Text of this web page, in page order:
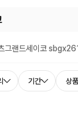
그랜드세이코 sbgx261
기간 상